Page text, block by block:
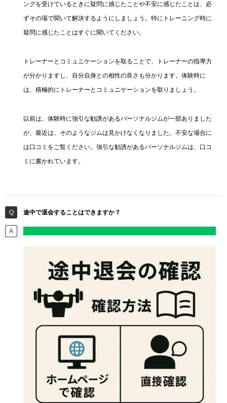
ングを受けているときに疑問に感じたことや不安に感じたことは、必
ずその場で聞いて解決するようにしましょう。特にトレーニング時に
疑問に感じたことはすぐに聞いてください。
トレーナーとコミュニケーションを取ることで、トレーナーの指導力
が分かりますし、自分自身との相性の良さも分かります。体験時に
は、積極的にトレーナーとコミュニケーションを取りましょう。
以前は、体験時に強引な勧誘があるパーソナルジムが一部ありました
が、最近は、そのようなジムは見かけなくなりました。不安な場合に
は口コミをご覧ください。強引な勧誘があるパーソナルジムは、口コ
ミに書かれています。
途中で退会することはできますか？